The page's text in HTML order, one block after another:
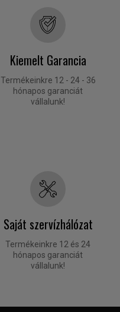
Kiemelt Garancia
Termékeinkre 12 - 24 - 36
hónapos garanciát
vállalunk!
Saját szervízhálózat
Termékeinkre 12 és 24
hónapos garanciát
vállalunk!